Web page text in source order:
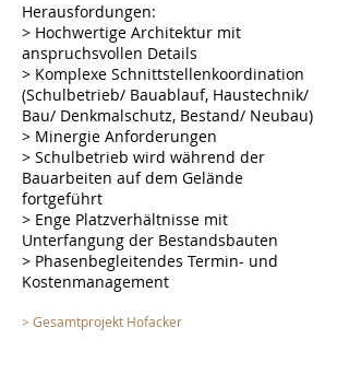
Herausfordungen:
> Hochwertige Architektur mit
anspruchsvollen Details
> Komplexe Schnittstellenkoordination
(Schulbetrieb/ Bauablauf, Haustechnik/
Bau/ Denkmalschutz, Bestand/ Neubau)
> Minergie Anforderungen
> Schulbetrieb wird während der
Bauarbeiten auf dem Gelände
fortgeführt
> Enge Platzverhältnisse mit
Unterfangung der Bestandsbauten
> Phasenbegleitendes Termin- und
Kostenmanagement
> Gesamtprojekt Hofacker